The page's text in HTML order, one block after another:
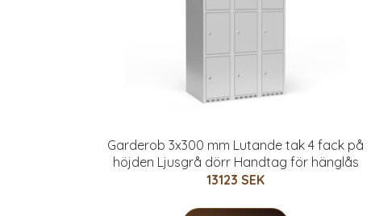
Garderob 3x300 mm Lutande tak 4 fack på
höjden Ljusgrå dörr Handtag för hänglås
13123 SEK